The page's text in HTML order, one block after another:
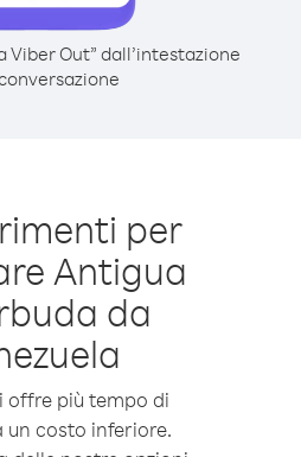
Viber Out” dall’intestazione
per
Antigua
da
offre più tempo di
costo inferiore.